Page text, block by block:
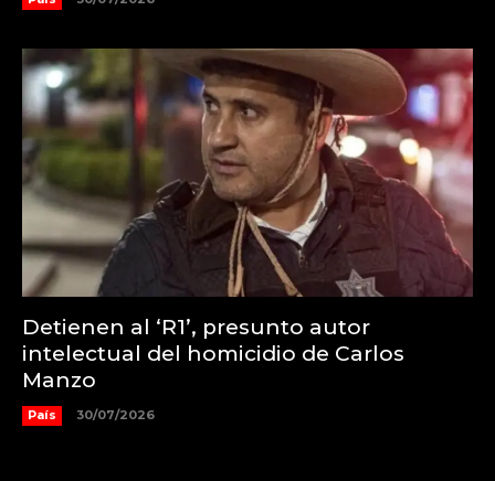
Detienen al ‘R1’, presunto autor
intelectual del homicidio de Carlos
Manzo
País 30/07/2026